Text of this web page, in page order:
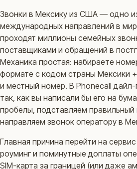
Звонки в Мексику из США — одно
международных направлений в
проходят миллионы семейных
поставщиками и обращений в
Механика простая: набираете
формате с кодом страны Мексики
и местный номер. В Phonecall
так, как вы написали бы его на
пробелы, подставляем
направляем звонок оператору в
Главная причина перейти на
роуминг и поминутные доплаты
SIM-карта за границей (или даже